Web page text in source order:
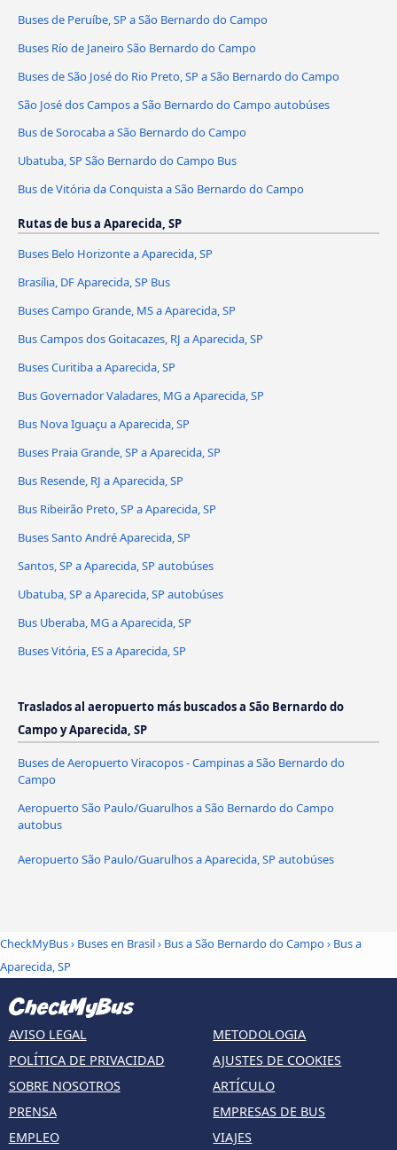
Buses de Peruíbe, SP a São Bernardo do Campo
Buses Río de Janeiro São Bernardo do Campo
Buses de São José do Rio Preto, SP a São Bernardo do Campo
São José dos Campos a São Bernardo do Campo autobúses
Bus de Sorocaba a São Bernardo do Campo
Ubatuba, SP São Bernardo do Campo Bus
Bus de Vitória da Conquista a São Bernardo do Campo
Rutas de bus a Aparecida, SP
Buses Belo Horizonte a Aparecida, SP
Brasília, DF Aparecida, SP Bus
Buses Campo Grande, MS a Aparecida, SP
Bus Campos dos Goitacazes, RJ a Aparecida, SP
Buses Curitiba a Aparecida, SP
Bus Governador Valadares, MG a Aparecida, SP
Bus Nova Iguaçu a Aparecida, SP
Buses Praia Grande, SP a Aparecida, SP
Bus Resende, RJ a Aparecida, SP
Bus Ribeirão Preto, SP a Aparecida, SP
Buses Santo André Aparecida, SP
Santos, SP a Aparecida, SP autobúses
Ubatuba, SP a Aparecida, SP autobúses
Bus Uberaba, MG a Aparecida, SP
Buses Vitória, ES a Aparecida, SP
Traslados al aeropuerto más buscados a São Bernardo do
Campo y Aparecida, SP
Buses de Aeropuerto Viracopos - Campinas a São Bernardo do
Campo
Aeropuerto São Paulo/Guarulhos a São Bernardo do Campo
autobus
Aeropuerto São Paulo/Guarulhos a Aparecida, SP autobúses
CheckMyBus› Buses en Brasil› Bus a São Bernardo do Campo› Bus a
Aparecida, SP
AVISO LEGAL
POLÍTICA DE PRIVACIDAD
SOBRE NOSOTROS
PRENSA
EMPLEO
METODOLOGIA
AJUSTES DE COOKIES
ARTÍCULO
EMPRESAS DE BUS
VIAJES